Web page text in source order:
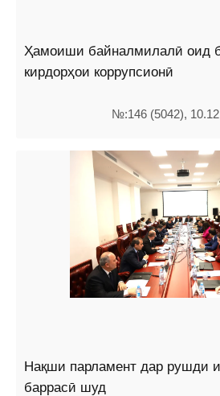
Ҳамоиши байналмилалӣ оид
кирдорҳои коррупсионӣ
№:146 (5042),
Нақши парламент дар рушди
баррасӣ шуд